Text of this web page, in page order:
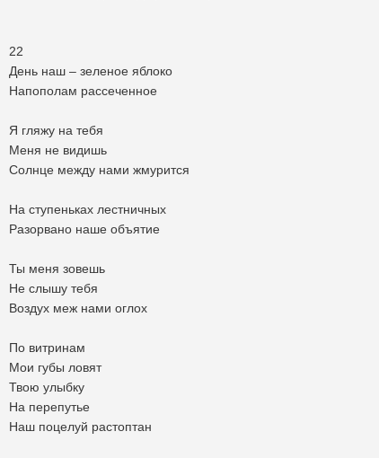
22
День наш – зеленое яблоко
Напополам рассеченное
Я гляжу на тебя
Меня не видишь
Солнце между нами жмурится
На ступеньках лестничных
Разорвано наше объятие
Ты меня зовешь
Не слышу тебя
Воздух меж нами оглох
По витринам
Мои губы ловят
Твою улыбку
На перепутье
Наш поцелуй растоптан